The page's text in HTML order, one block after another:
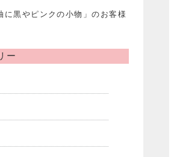
黒やピンクの小物」のお客様
ー